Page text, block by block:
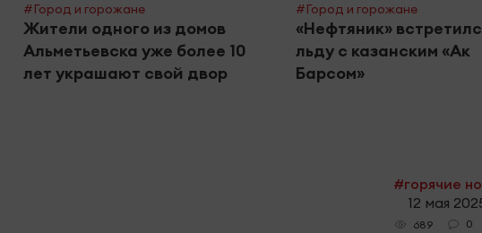
#Город и горожане
Жители одного из домов
Альметьевска уже более 10
лет украшают свой двор
#Город и горожане
«Нефтяник»
льду с казанским «Ак
Барсом»
#горячие
12 мая
689 0